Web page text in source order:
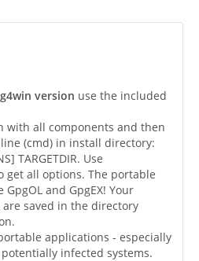
version use the included
with all components and then
(cmd) in install directory:
TARGETDIR. Use
get all options. The portable
and GpgEX! Your
saved in the directory
applications - especially
infected systems.